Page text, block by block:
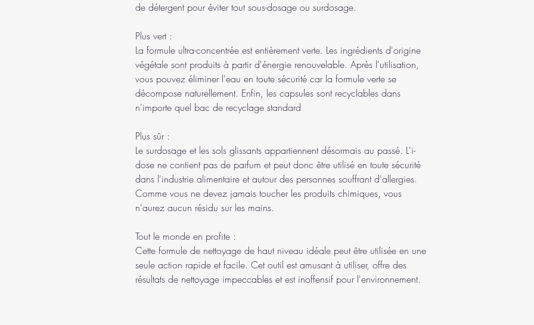
de détergent pour éviter tout sous-dosage ou surdosage.
Plus vert :
La formule ultra-concentrée est entièrement verte. Les ingrédients d'origine
végétale sont produits à partir d'énergie renouvelable. Après l'utilisation,
vous pouvez éliminer l'eau en toute sécurité car la formule verte se
décompose naturellement. Enfin, les capsules sont recyclables dans
n'importe quel bac de recyclage standard
Plus sûr :
Le surdosage et les sols glissants appartiennent désormais au passé. L'i-
dose ne contient pas de parfum et peut donc être utilisé en toute sécurité
dans l'industrie alimentaire et autour des personnes souffrant d'allergies.
Comme vous ne devez jamais toucher les produits chimiques, vous
n'aurez aucun résidu sur les mains.
Tout le monde en profite :
Cette formule de nettoyage de haut niveau idéale peut être utilisée en une
seule action rapide et facile. Cet outil est amusant à utiliser, offre des
résultats de nettoyage impeccables et est inoffensif pour l'environnement.